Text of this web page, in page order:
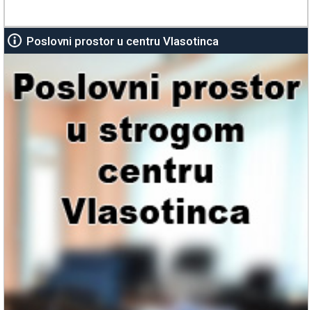
Poslovni prostor u centru Vlasotinca